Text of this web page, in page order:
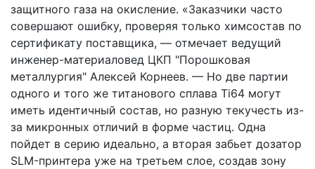
защитного газа на окисление. «Заказчики часто
совершают ошибку, проверяя только химсостав по
сертификату поставщика, — отмечает ведущий
инженер-материаловед ЦКП "Порошковая
металлургия" Алексей Корнеев. — Но две партии
одного и того же титанового сплава Ti64 могут
иметь идентичный состав, но разную текучесть из-
за микронных отличий в форме частиц. Одна
пойдет в серию идеально, а вторая забьет дозатор
SLM-принтера уже на третьем слое, создав зону